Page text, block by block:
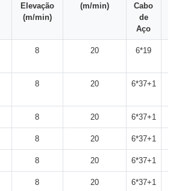
Elevação
(m/min)
(m/min)
Cabo
de
Aço
8 20 6*19
8 20 6*37+1
8 20 6*37+1
8 20 6*37+1
8 20 6*37+1
8 20 6*37+1